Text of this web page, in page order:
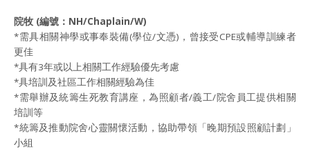
院牧 (編號： NH/Chaplain/W)
*需具相關神學或事奉裝備(學位/文憑)，曾接受CPE或輔導訓練者
更佳
*具有3年或以上相關工作經驗優先考慮
*具培訓及社區工作相關經驗為佳
*需舉辦及統籌生死教育講座，為照顧者/義工/院舍員工提供相關
培訓等
*統籌及推動院舍心靈關懷活動，協助帶領「晚期預設照顧計劃」
小組